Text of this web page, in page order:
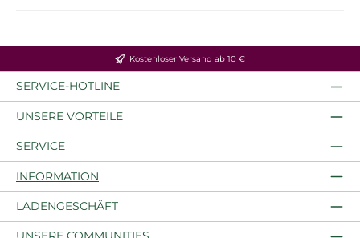
Kostenloser Versand ab 10 €
SERVICE-HOTLINE
UNSERE VORTEILE
SERVICE
INFORMATION
LADENGESCHÄFT